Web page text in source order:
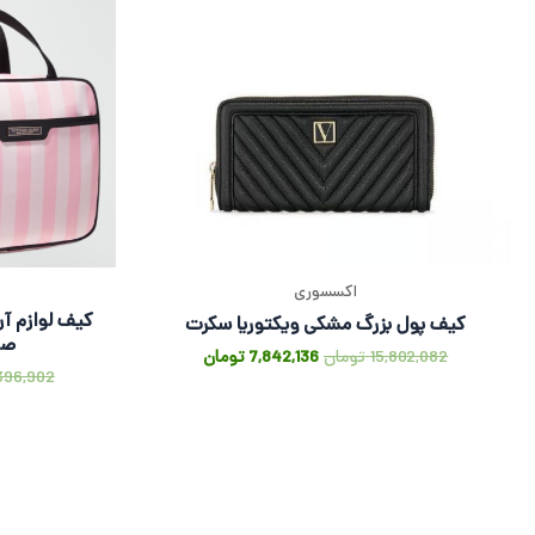
اکسسوری
کیف پول بزرگ مشکی ویکتوریا سکرت
15,802,082تومان7,842,136 تومان